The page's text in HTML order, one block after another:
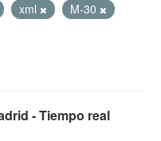
xml
M-30
- Tiempo real